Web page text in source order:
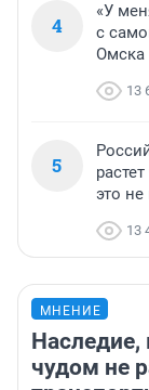
4
«У
с
Омска
13
5
это
13
МНЕНИЕ
Наследие,
чудом не